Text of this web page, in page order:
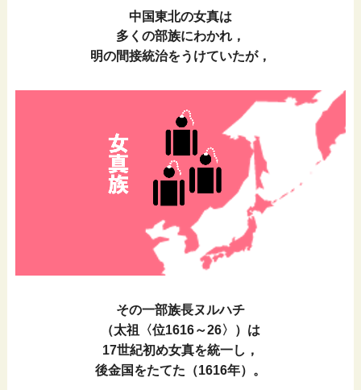
中国東北の女真は
多くの部族にわかれ，
明の間接統治をうけていたが，
その一部族長ヌルハチ
（太祖〈位1616～26〉）は
17世紀初め女真を統一し，
後金国をたてた（1616年）。